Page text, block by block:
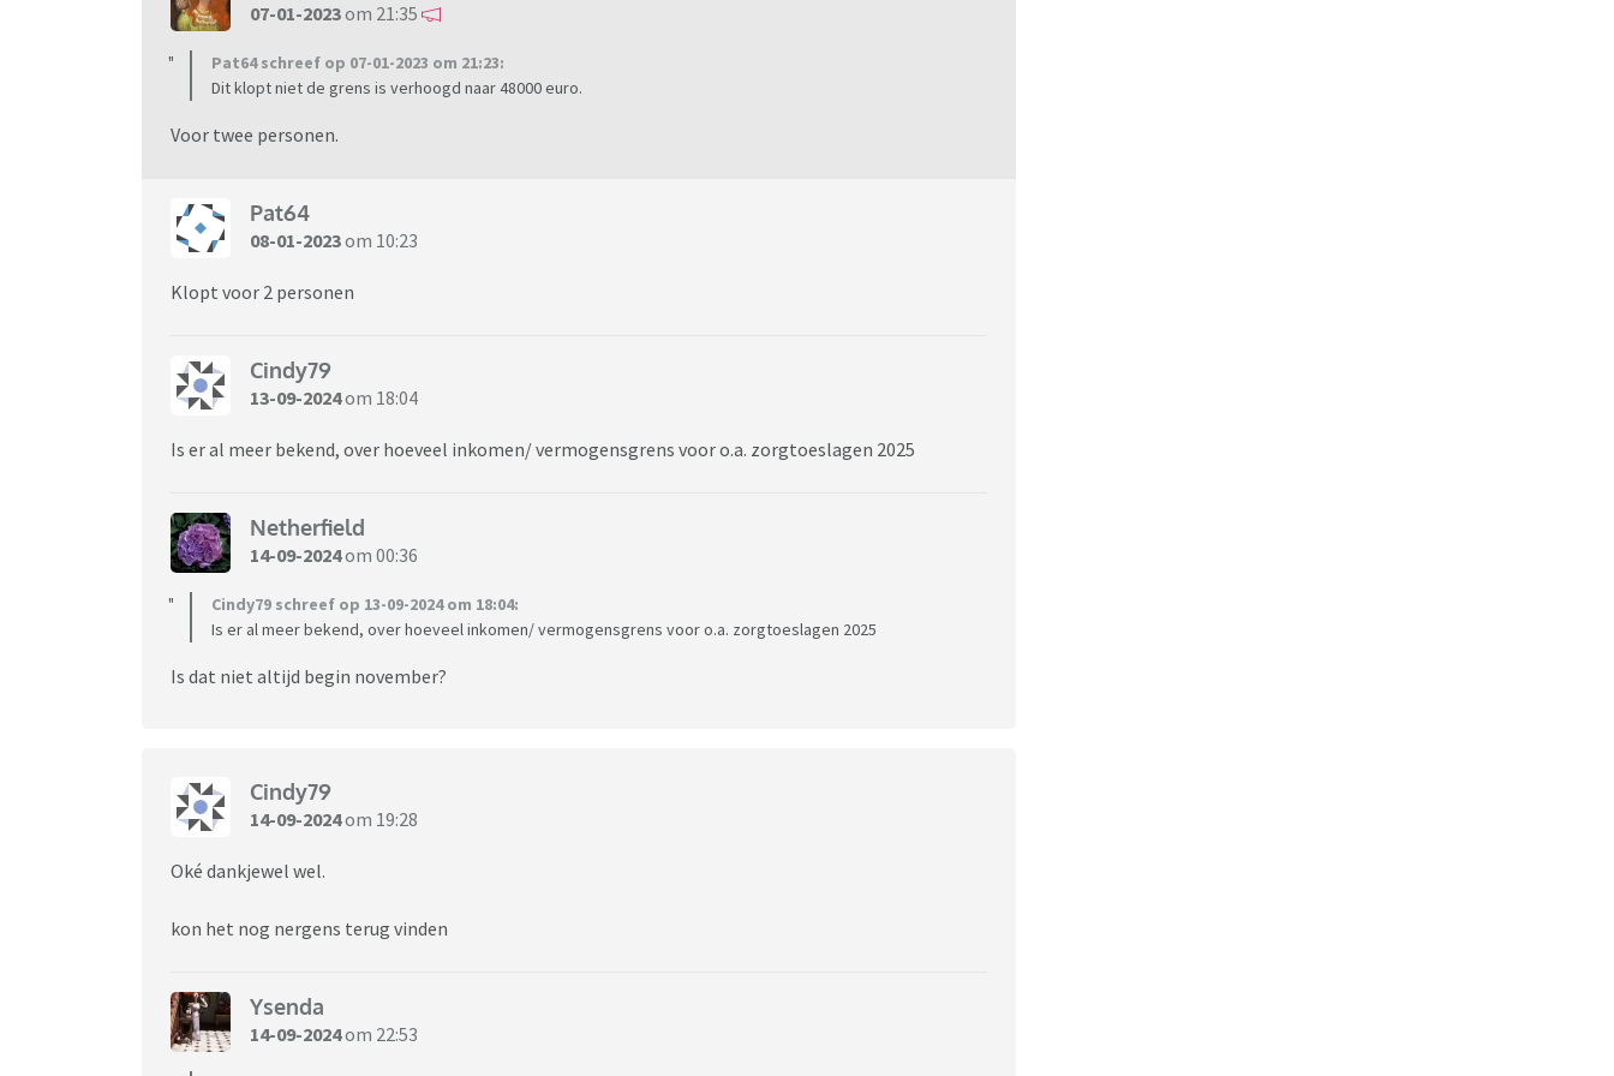
07-01-2023om 21:35
Pat64 schreef op 07-01-2023 om 21:23:
Dit klopt niet de grens is verhoogd naar 48000 euro.
Voor twee personen.
Pat64
08-01-2023om 10:23
Klopt voor 2 personen
Cindy79
13-09-2024om 18:04
Is er al meer bekend, over hoeveel inkomen/ vermogensgrens voor o.a. zorgtoeslagen 2025
Netherfield
14-09-2024om 00:36
Cindy79 schreef op 13-09-2024 om 18:04:
Is er al meer bekend, over hoeveel inkomen/ vermogensgrens voor o.a. zorgtoeslagen 2025
Is dat niet altijd begin november?
Cindy79
14-09-2024om 19:28
Oké dankjewel wel.
kon het nog nergens terug vinden
Ysenda
14-09-2024om 22:53